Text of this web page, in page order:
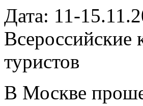
Дата: 11-
Всероссийские
туристов
В Москве